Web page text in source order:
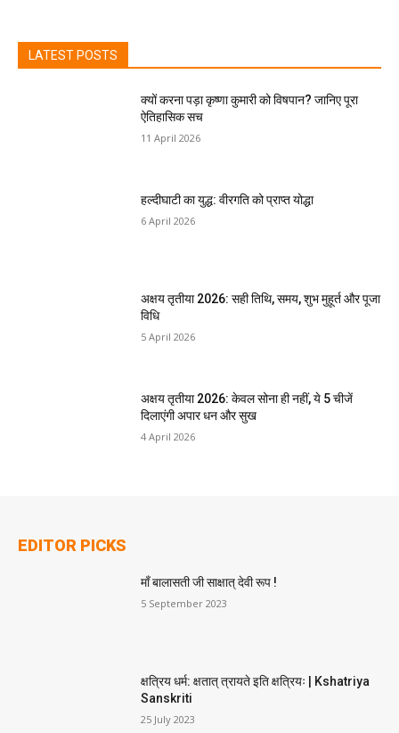
LATEST POSTS
क्यों करना पड़ा कृष्णा कुमारी को विषपान? जानिए पूरा
ऐतिहासिक सच
11 April 2026
हल्दीघाटी का युद्ध: वीरगति को प्राप्त योद्धा
6 April 2026
अक्षय तृतीया 2026: सही तिथि, समय, शुभ मुहूर्त और पूजा
विधि
5 April 2026
अक्षय तृतीया 2026: केवल सोना ही नहीं, ये 5 चीजें
दिलाएंगी अपार धन और सुख
4 April 2026
EDITOR PICKS
माँ बालासती जी साक्षात् देवी रूप !
5 September 2023
क्षत्रिय धर्म: क्षतात् त्रायते इति क्षत्रियः | Kshatriya
Sanskriti
25 July 2023